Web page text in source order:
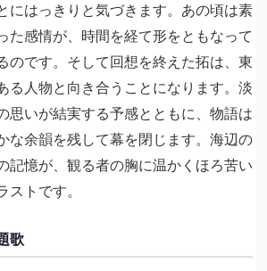
にはっきりと気づきます。あの頃は素
た感情が、時間を経て形をともなって
のです。そして回想を終えた拓は、東
る人物と向き合うことになります。淡
思いが結実する予感とともに、物語は
な余韻を残して幕を閉じます。海辺の
記憶が、観る者の胸に温かくほろ苦い
トです。
歌